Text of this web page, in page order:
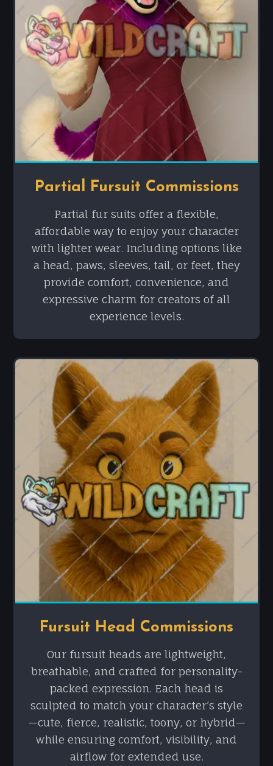
Partial Fursuit Commissions
Partial fur suits offer a flexible,
affordable way to enjoy your character
with lighter wear. Including options like
a head, paws, sleeves, tail, or feet, they
provide comfort, convenience, and
expressive charm for creators of all
experience levels.
Fursuit Head Commissions
Our fursuit heads are lightweight,
breathable, and crafted for personality-
packed expression. Each head is
sculpted to match your character’s style
—cute, fierce, realistic, toony, or hybrid—
while ensuring comfort, visibility, and
airflow for extended use.